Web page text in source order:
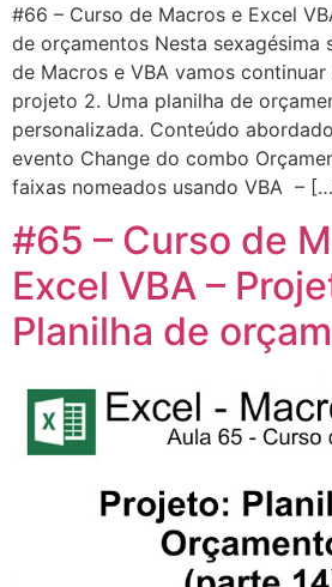
#66 – Curso de Macros e Excel
de orçamentos Nesta sexagésima
de Macros e VBA vamos
projeto 2. Uma planilha de
personalizada. Conteúdo
evento Change do combo
faixas nomeados usando VBA –
#65 – Curso de
Excel VBA –
Planilha de